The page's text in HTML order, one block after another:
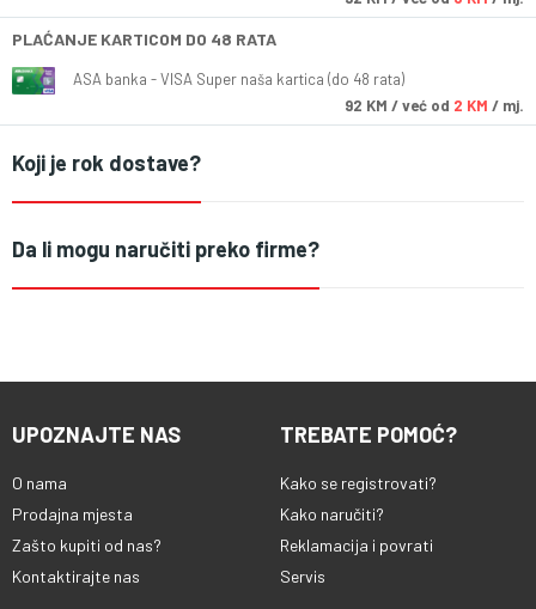
PLAĆANJE KARTICOM DO 48 RATA
ASA banka - VISA Super naša kartica (do 48 rata)
92 KM / već od 2 KM / mj.
Koji je rok dostave?
Da li mogu naručiti preko firme?
UPOZNAJTE NAS
O nama
Prodajna mjesta
Zašto kupiti od nas?
Kontaktirajte nas
TREBATE POMOĆ?
Kako se registrovati?
Kako naručiti?
Reklamacija i povrati
Servis